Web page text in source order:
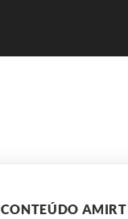
CONTEÚDO AMIRT